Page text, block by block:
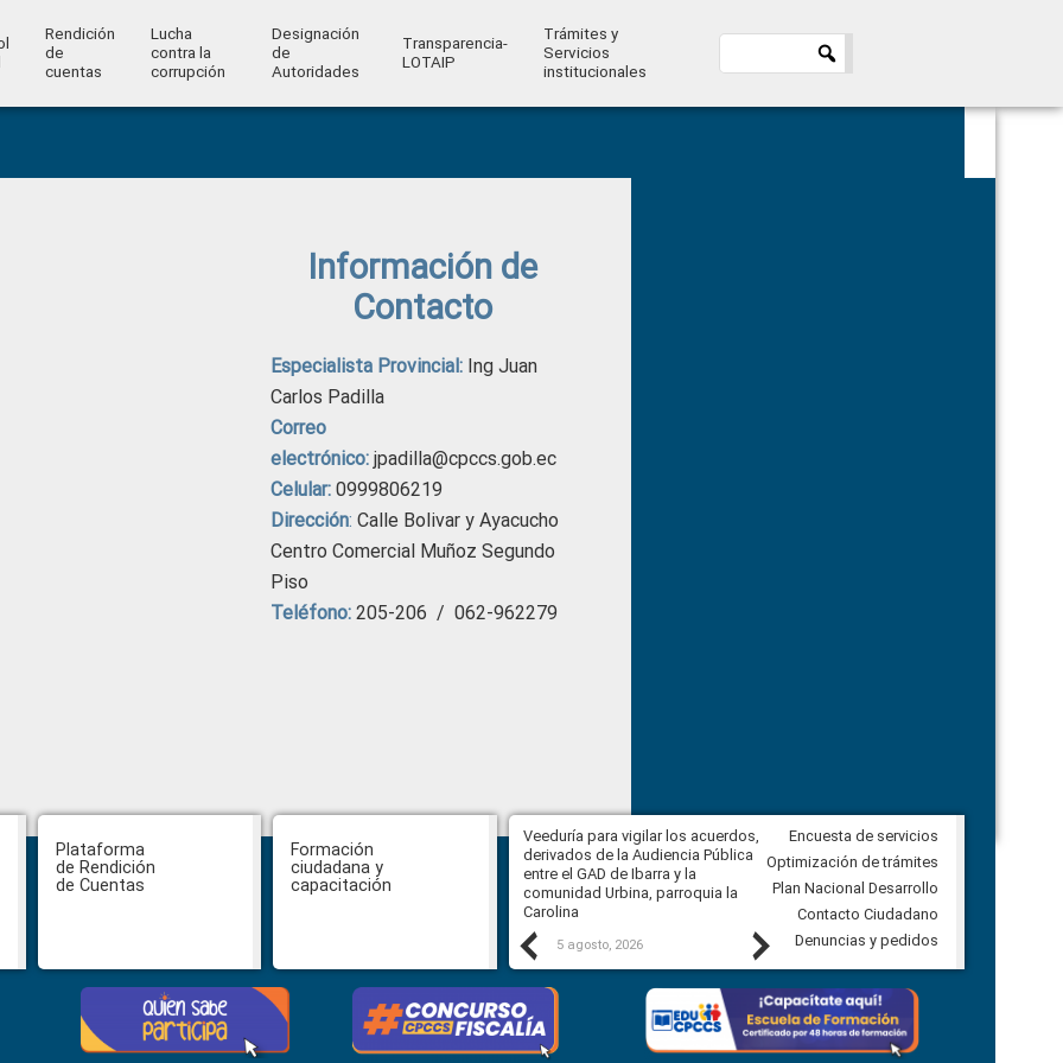
Rendición
de
cuentas
Lucha
contra la
corrupción
Designación
de
Autoridades
Transparencia-
LOTAIP
Trámites y
Servicios
institucionales
Información de
Contacto
Especialista Provincial:Ing Juan
Carlos Padilla
Correo
electrónico: jpadilla@cpccs.gob.ec
Celular: 0999806219
Dirección: Calle Bolivar y Ayacucho
Centro Comercial Muñoz Segundo
Piso
Teléfono:205-206 / 062-962279
Plataforma
de Rendición
de Cuentas
Formación
ciudadana y
capacitación
Previous
Abiertas impugnaciones a los
delegados de la Función Judicial a
la Comisión Ciudadana de
Selección para la designación de
Veeduría para vigilar los acuerdos,
derivados de la Audiencia Pública
entre el GAD de Ibarra y la
comunidad Urbina, parroquia la
Carolina
5 agosto, 2026
CPCCS convoca a Veeduría
Ciudadana para vigilar el concurso
5 agosto, 2026
Next
Encuesta de servicios
Optimización de trámites
Plan Nacional Desarrollo
Contacto Ciudadano
Denuncias y pedidos